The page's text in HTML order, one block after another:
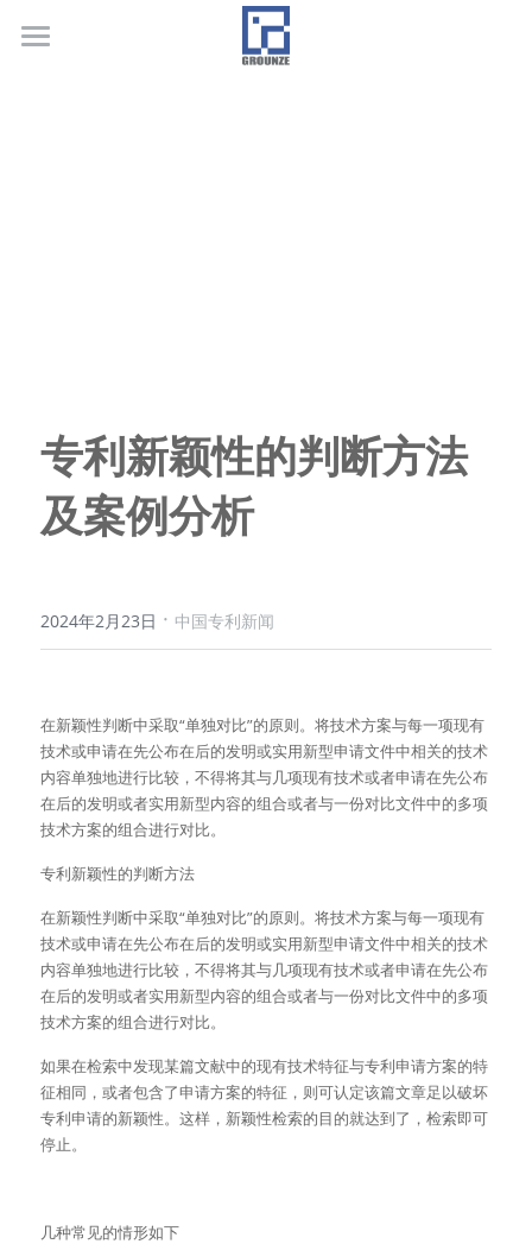
专利新颖性的判断方法
及案例分析
2024年2月23日 · 中国专利新闻
在新颖性判断中采取“单独对比”的原则。将技术方案与每一项现有
技术或申请在先公布在后的发明或实用新型申请文件中相关的技术
内容单独地进行比较，不得将其与几项现有技术或者申请在先公布
在后的发明或者实用新型内容的组合或者与一份对比文件中的多项
技术方案的组合进行对比。
专利新颖性的判断方法
在新颖性判断中采取“单独对比”的原则。将技术方案与每一项现有
技术或申请在先公布在后的发明或实用新型申请文件中相关的技术
内容单独地进行比较，不得将其与几项现有技术或者申请在先公布
在后的发明或者实用新型内容的组合或者与一份对比文件中的多项
技术方案的组合进行对比。
如果在检索中发现某篇文献中的现有技术特征与专利申请方案的特
征相同，或者包含了申请方案的特征，则可认定该篇文章足以破坏
专利申请的新颖性。这样，新颖性检索的目的就达到了，检索即可
停止。
几种常见的情形如下